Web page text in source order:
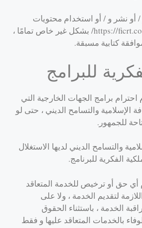
أو نشر و / أو استخدام محتويات
الموقع الإلكتروني https://ficrt.com/ بشكل غير خاص تمامًا ،
كتابية مسبقة.
للبرامج
برامج الجهات الخارجية التي
الإسلامية والتسامح الديني ، حتى لو
للجمهور.
والتسامح الديني لديها الاستغلال
الفكرية للبرنامج.
حق أو ترخيص للخدمة المتعاقد
لتقديم الخدمة ، ولا على
الخدمة ، باستثناء الحقوق
بالخدمات المتعاقد عليها و فقط